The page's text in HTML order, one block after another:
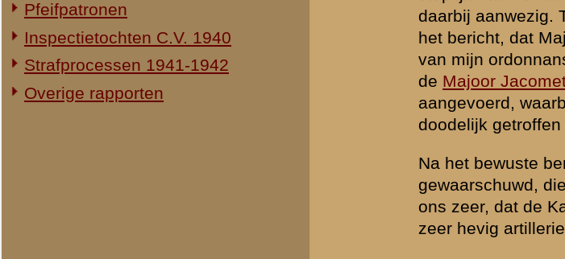
gedurende alle oorlogsdagen over het geheele
werden door ons lijnpatrouilles uitgezonden, die met
verbindingen konden herstellen, echter slechts voor
momenten geen berichten worden doorgegeven,
was aangewezen. Hierdoor ontstonden de wildste en
eigen troepen en toestand. Ook zijn hierdoor de
24-R.I.) hopeloos mislukt. Eigen troepen werden
wel van een op handen zijnde tegenstoot afwisten,
hierover konden inlichten. (Een andere oorzaak van
bataljon van 24 R.I. was tevens, dat deze plaats vond
" onze commandopost binnenviel,
moest. Verder bleek een andere sectie bij 3-II te zijn
De verwarrende geruchten omtrent den vijand, die
verbindingen niet gecontroleerd en tegengesproken